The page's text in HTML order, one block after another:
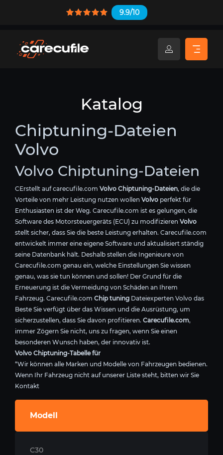
9.9/10
Katalog
Chiptuning-Dateien
Volvo
Volvo Chiptuning-Dateien
CErstellt auf carecufile.com Volvo Chiptuning-Dateien, die die
Vorteile von mehr Leistung nutzen wollen Volvo perfekt für
Enthusiasten ist der Weg. Carecufile.com ist es gelungen, die
Software des Motorsteuergeräts (ECU) zu modifizieren Volvo
stellt sicher, dass Sie die beste Leistung erhalten. Carecufile.com
entwickelt immer eine eigene Software und aktualisiert ständig
seine Datenbank hält. Deshalb stellen die Ingenieure von
Carecufile.com genau ein, welche Einstellungen Sie wissen
genau, was sie tun können und sollen! Der Grund für die
Erneuerung ist die Vermeidung von Schäden an Ihrem
Fahrzeug. Carecufile.com Chip tuning Dateiexperten Volvo das
Beste Sie verfügt über das Wissen und die Ausrüstung, um
sicherzustellen, dass Sie davon profitieren. Carecufile.com,
immer Zögern Sie nicht, uns zu fragen, wenn Sie einen
besonderen Wunsch haben, der innovativ ist.
Volvo Chiptuning-Tabelle für
“Wir können alle Marken und Modelle von Fahrzeugen bedienen.
Wenn Ihr Fahrzeug nicht auf unserer Liste steht, bitten wir Sie
Kontakt
Modell
C30